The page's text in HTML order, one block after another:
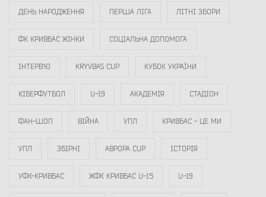
ДЕНЬ НАРОДЖЕННЯ ПЕРША ЛІГА ЛІТНІ ЗБОРИ
ФК КРИВБАС ЖІНКИ СОЦІАЛЬНА ДОПОМОГА
ІНТЕРВ`Ю KRYVBAS CUP КУБОК УКРАЇНИ
КІБЕРФУТБОЛ U-19 АКАДЕМІЯ СТАДІОН
ФАН-ШОП ВІЙНА УПЛ КРИВБАС - ЦЕ МИ
УПЛ ЗБІРНІ АВРОРА CUP ІСТОРІЯ
УФК-КРИВБАС ЖФК КРИВБАС U-15 U-19